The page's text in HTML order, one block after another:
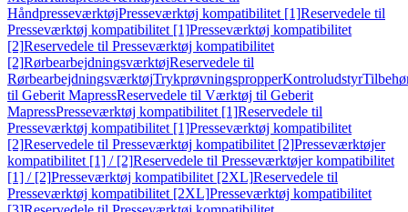
HåndpresseværktøjPresseværktøj kompatibilitet [1]Reservedele til
Presseværktøj kompatibilitet [1]Presseværktøj kompatibilitet
[2]Reservedele til Presseværktøj kompatibilitet
[2]RørbearbejdningsværktøjReservedele til
RørbearbejdningsværktøjTrykprøvningspropperKontroludstyr
til Geberit MapressReservedele til Værktøj til Geberit
MapressPresseværktøj kompatibilitet [1]Reservedele til
Presseværktøj kompatibilitet [1]Presseværktøj kompatibilitet
[2]Reservedele til Presseværktøj kompatibilitet [2]Presseværktøjer
kompatibilitet [1] / [2]Reservedele til Presseværktøjer kompatibilitet
[1] / [2]Presseværktøj kompatibilitet [2XL]Reservedele til
Presseværktøj kompatibilitet [2XL]Presseværktøj kompatibilitet